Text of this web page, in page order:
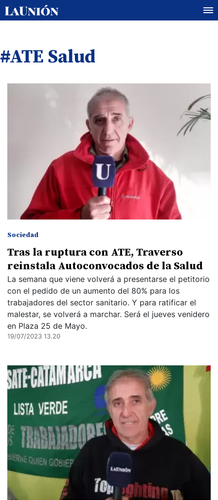
#ATE Salud
Sociedad
Tras la ruptura con ATE, Traverso
reinstala Autoconvocados de la Salud
La semana que viene volverá a presentarse el petitorio
con el pedido de un aumento del 80% para los
trabajadores del sector sanitario. Y para ratificar el
malestar, se volverá a marchar. Será el jueves venidero
en Plaza 25 de Mayo.
19/07/2023 13.20